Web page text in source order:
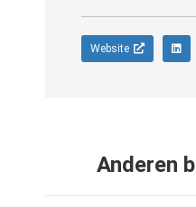
Website
Anderen